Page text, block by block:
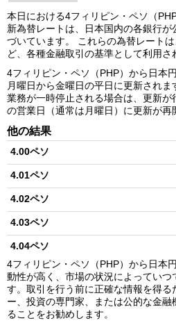
本日における4フィリピン・ペソ（
新為替レートは、日本国内の各銀行
づいています。 これらの為替レート
ど、各種金融取引の基準として利用さ
4フィリピン・ペソ（PHP）から日本
月曜日から金曜日の平日に更新され
業務が一時停止される場合は、更新
の営業日（通常は月曜日）に更新が再
他の結果
4.00ペソ
4.01ペソ
4.02ペソ
4.03ペソ
4.04ペソ
4.05ペソ
4.06ペソ
4.07ペソ
4フィリピン・ペソ（PHP）から日本
動性が高く、市場の状況によっていつ
す。取引を行う前に正確な情報を得
ー、投資の専門家、または公的な金
ることをお勧めします。